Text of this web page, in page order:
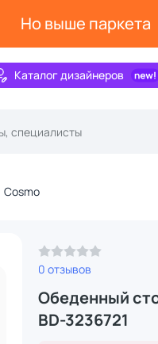
Но выше паркета
Каталог дизайнеров
Cosmo
0 отзывов
Обеденный
BD-3236721